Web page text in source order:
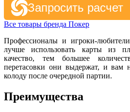
Запросить расчет
Все товары бренда Покер
Профессионалы и игроки-
лучше использовать карты из
качество, тем большее
перетасовки они выдержат, и вам
колоду после очередной партии.
Преимущества